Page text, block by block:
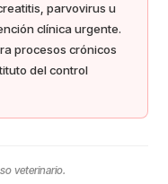
parvovirus u
clínica urgente.
procesos crónicos
del control
veterinario.